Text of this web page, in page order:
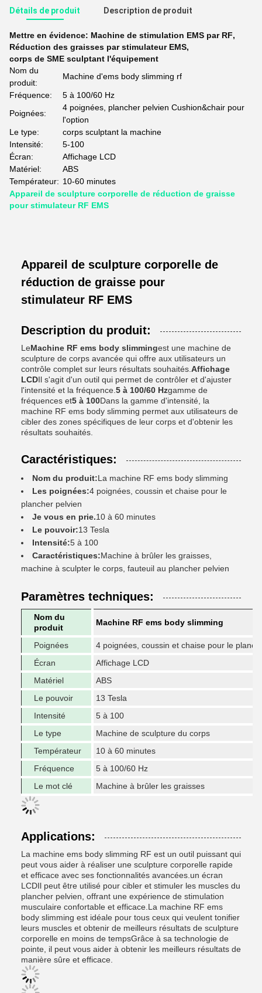
Détails de produit Description de produit
Mettre en évidence: Machine de stimulation EMS par RF,
Réduction des graisses par stimulateur EMS,
corps de SME sculptant l'équipement
Nom du
produit:
Machine d'ems body slimming rf
Fréquence:
5 à 100/60 Hz
Poignées:
4 poignées, plancher pelvien Cushion&chair pour
l'option
Le type:
corps sculptant la machine
Intensité:
5-100
Écran:
Affichage LCD
Matériel:
ABS
Températeur: 10-60 minutes
Appareil de sculpture corporelle de réduction de graisse
pour stimulateur RF EMS
Appareil de sculpture corporelle de
réduction de graisse pour
stimulateur RF EMS
Description du produit:
LeMachine RF ems body slimmingest une machine de
sculpture de corps avancée qui offre aux utilisateurs un
contrôle complet sur leurs résultats souhaités. Affichage
LCDIl s'agit d'un outil qui permet de contrôler et d'ajuster
l'intensité et la fréquence. 5 à 100/60 Hzgamme de
fréquences et5 à 100Dans la gamme d'intensité, la
machine RF ems body slimming permet aux utilisateurs de
cibler des zones spécifiques de leur corps et d'obtenir les
résultats souhaités.
Caractéristiques:
Nom du produit:La machine RF ems body slimming
Les poignées:4 poignées, coussin et chaise pour le
plancher pelvien
Je vous en prie.10 à 60 minutes
Le pouvoir:13 Tesla
Intensité:5 à 100
Caractéristiques:Machine à brûler les graisses,
machine à sculpter le corps, fauteuil au plancher pelvien
Paramètres techniques:
Nom du
produit
Machine RF ems body slimming
Poignées
4 poignées, coussin et chaise pour le
Écran
Affichage LCD
Matériel
ABS
Le pouvoir
13 Tesla
Intensité
5 à 100
Le type
Machine de sculpture du corps
Températeur
10 à 60 minutes
Fréquence
5 à 100/60 Hz
Le mot clé
Machine à brûler les graisses
Applications:
La machine ems body slimming RF est un outil puissant qui
peut vous aider à réaliser une sculpture corporelle rapide
et efficace avec ses fonctionnalités avancées.un écran
LCDIl peut être utilisé pour cibler et stimuler les muscles du
plancher pelvien, offrant une expérience de stimulation
musculaire confortable et efficace.La machine RF ems
body slimming est idéale pour tous ceux qui veulent tonifier
leurs muscles et obtenir de meilleurs résultats de sculpture
corporelle en moins de tempsGrâce à sa technologie de
pointe, il peut vous aider à obtenir les meilleurs résultats de
manière sûre et efficace.